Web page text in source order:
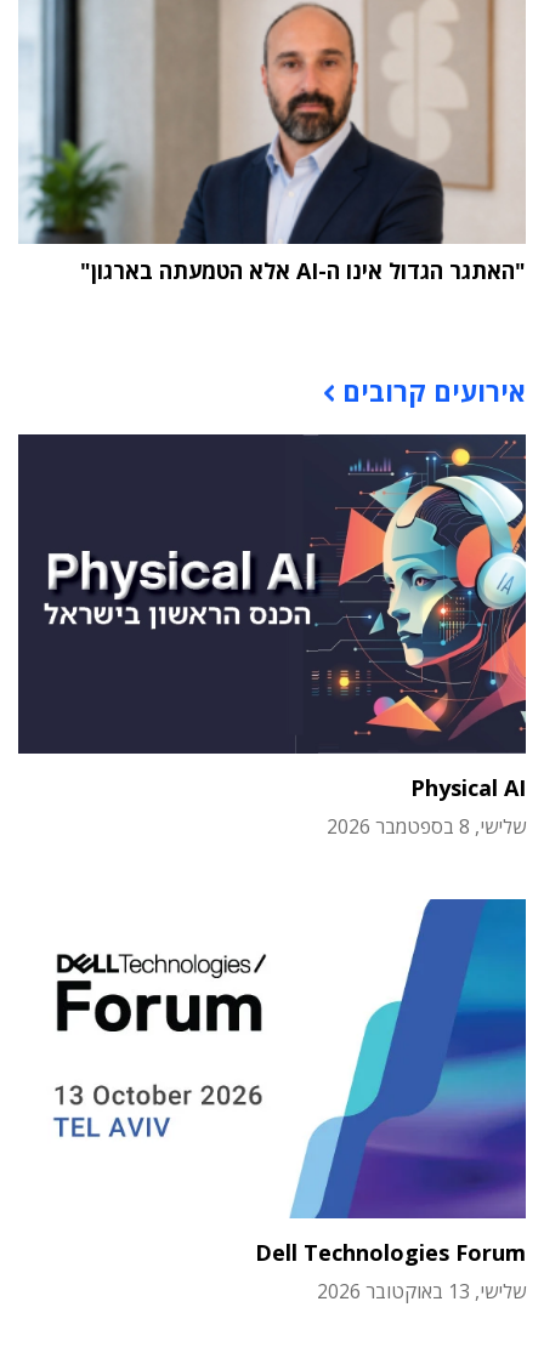
"האתגר הגדול אינו ה-AI אלא הטמעתה בארגון"
אירועים קרובים
Physical AI
שלישי, 8 בספטמבר 2026
Dell Technologies Forum
שלישי, 13 באוקטובר 2026